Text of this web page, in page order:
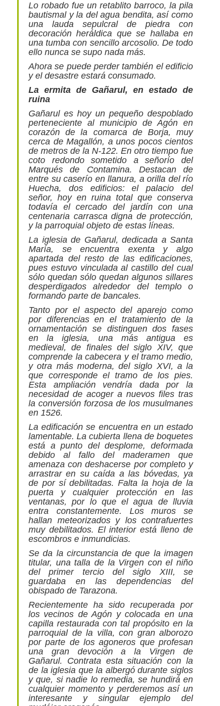
Lo robado fue un retablito barroco, la pila
bautismal y la del agua bendita, así como
una lauda sepulcral de piedra con
decoración heráldica que se hallaba en
una tumba con sencillo arcosolio. De todo
ello nunca se supo nada más.
Ahora se puede perder también el edificio
y el desastre estará consumado.
La ermita de Gañarul, en estado de
ruina
Gañarul es hoy un pequeño despoblado
perteneciente al municipio de Agón en
corazón de la comarca de Borja, muy
cerca de Magallón, a unos pocos cientos
de metros de la N-122. En otro tiempo fue
coto redondo sometido a señorío del
Marqués de Contamina. Destacan de
entre su caserío en llanura, a orilla del río
Huecha, dos edificios: el palacio del
señor, hoy en ruina total que conserva
todavía el cercado del jardín con una
centenaria carrasca digna de protección,
y la parroquial objeto de estas líneas.
La iglesia de Gañarul, dedicada a Santa
María, se encuentra exenta y algo
apartada del resto de las edificaciones,
pues estuvo vinculada al castillo del cual
sólo quedan sólo quedan algunos sillares
desperdigados alrededor del templo o
formando parte de bancales.
Tanto por el aspecto del aparejo como
por diferencias en el tratamiento de la
ornamentación se distinguen dos fases
en la iglesia, una más antigua es
medieval, de finales del siglo XIV, que
comprende la cabecera y el tramo medio,
y otra más moderna, del siglo XVI, a la
que corresponde el tramo de los pies.
Esta ampliación vendría dada por la
necesidad de acoger a nuevos files tras
la conversión forzosa de los musulmanes
en 1526.
La edificación se encuentra en un estado
lamentable. La cubierta llena de boquetes
está a punto del desplome, deformada
debido al fallo del maderamen que
amenaza con deshacerse por completo y
arrastrar en su caída a las bóvedas, ya
de por sí debilitadas. Falta la hoja de la
puerta y cualquier protección en las
ventanas, por lo que el agua de lluvia
entra constantemente. Los muros se
hallan meteorizados y los contrafuertes
muy debilitados. El interior está lleno de
escombros e inmundicias.
Se da la circunstancia de que la imagen
titular, una talla de la Virgen con el niño
del primer tercio del siglo XIII, se
guardaba en las dependencias del
obispado de Tarazona.
Recientemente ha sido recuperada por
los vecinos de Agón y colocada en una
capilla restaurada con tal propósito en la
parroquial de la villa, con gran alborozo
por parte de los agoneros que profesan
una gran devoción a la Virgen de
Gañarul. Contrata esta situación con la
de la iglesia que la albergó durante siglos
y que, si nadie lo remedia, se hundirá en
cualquier momento y perderemos así un
interesante y singular ejemplo del